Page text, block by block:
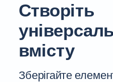
Створіть
вмісту
Зберігайте